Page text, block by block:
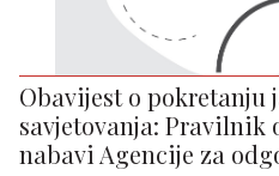
Obavijest o pokretanju
savjetovanja: Pravilnik
nabavi Agencije za